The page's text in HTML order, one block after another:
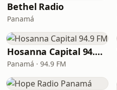
Bethel Radio
Panamá
Hosanna Capital 94.9 FM
Panamá · 94.9 FM